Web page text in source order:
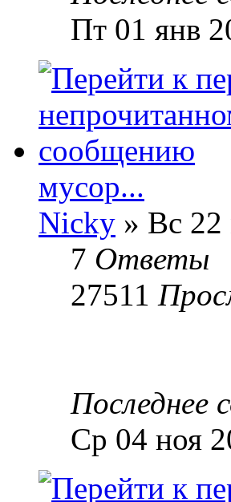
Пт 01 янв
мусор...
Nicky » Вс 22
7 Ответы
27511
Последнее
Ср 04 ноя